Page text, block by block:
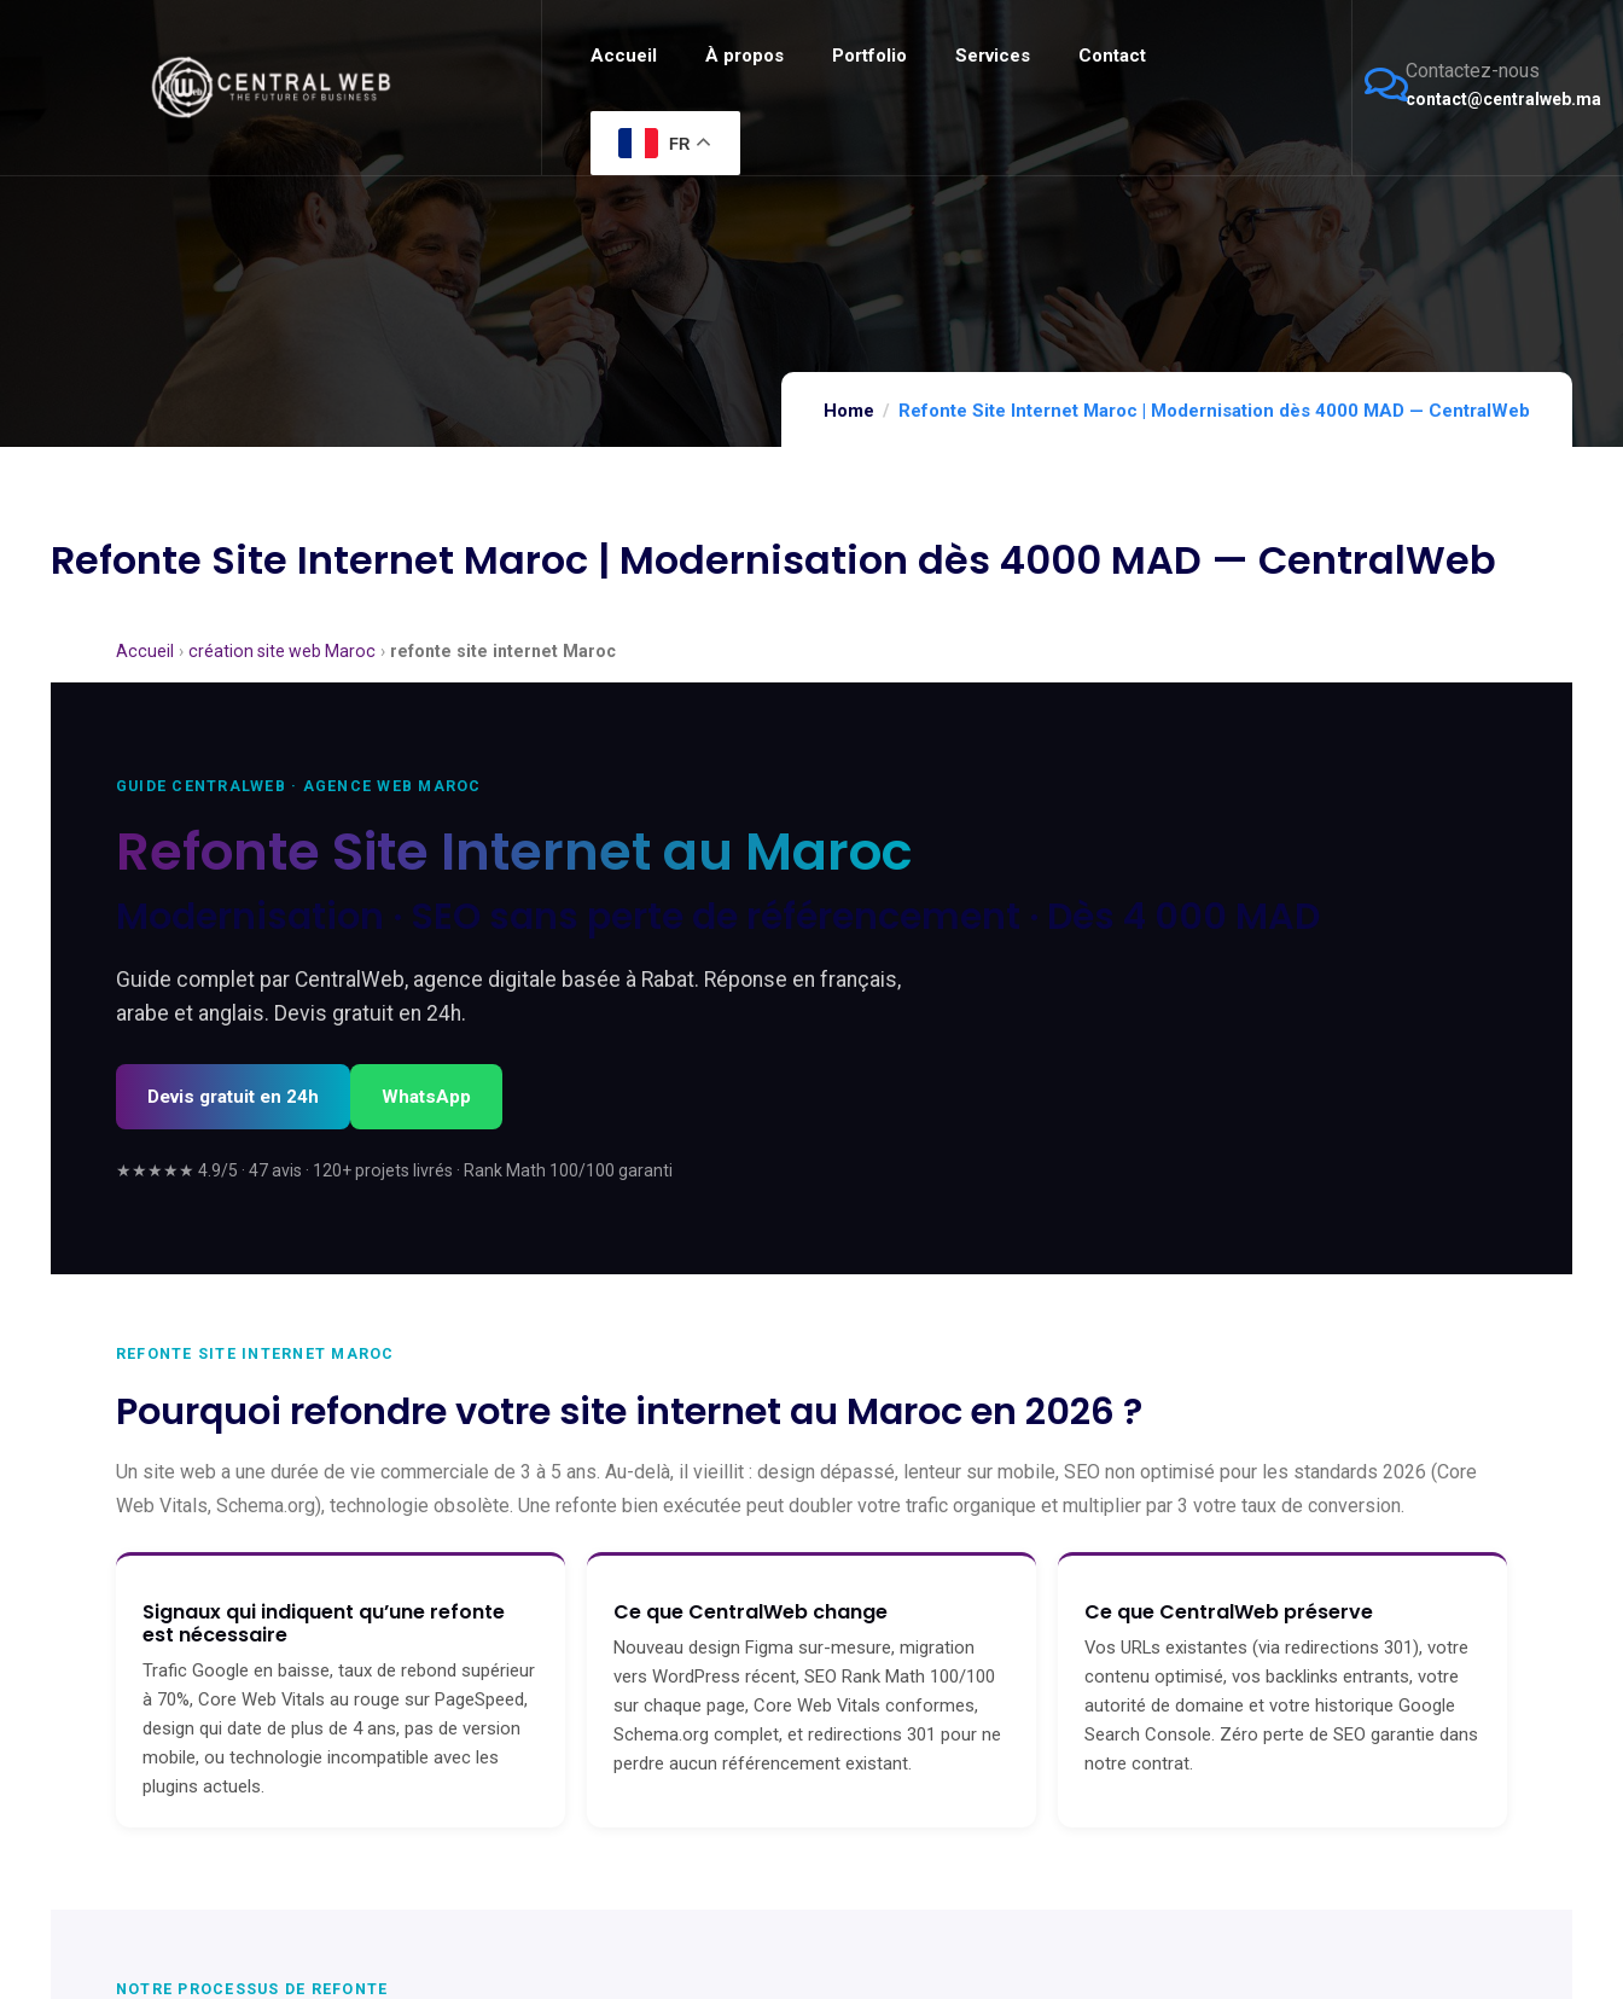
Accueil À propos Portfolio Services Contact
FR
Contactez-nous
contact@centralweb.ma
Home Refonte Site Internet Maroc | Modernisation dès 4000 MAD — CentralWeb
Refonte Site Internet Maroc | Modernisation dès 4000 MAD — CentralWeb
Accueil › création site web Maroc › refonte site internet Maroc
GUIDE CENTRALWEB · AGENCE WEB MAROC
Refonte Site Internet au Maroc
Modernisation · SEO sans perte de référencement · Dès 4 000 MAD
Guide complet par CentralWeb, agence digitale basée à Rabat. Réponse en français,
arabe et anglais. Devis gratuit en 24h.
Devis gratuit en 24h WhatsApp
★★★★★ 4.9/5 · 47 avis · 120+ projets livrés · Rank Math 100/100 garanti
REFONTE SITE INTERNET MAROC
Pourquoi refondre votre site internet au Maroc en 2026 ?
Un site web a une durée de vie commerciale de 3 à 5 ans. Au-delà, il vieillit : design dépassé, lenteur sur mobile, SEO non optimisé pour les standards 2026 (Core
Web Vitals, Schema.org), technologie obsolète. Une refonte bien exécutée peut doubler votre trafic organique et multiplier par 3 votre taux de conversion.
Signaux qui indiquent qu’une refonte
est nécessaire
Trafic Google en baisse, taux de rebond supérieur
à 70%, Core Web Vitals au rouge sur PageSpeed,
design qui date de plus de 4 ans, pas de version
mobile, ou technologie incompatible avec les
plugins actuels.
Ce que CentralWeb change
Nouveau design Figma sur-mesure, migration
vers WordPress récent, SEO Rank Math 100/100
sur chaque page, Core Web Vitals conformes,
Schema.org complet, et redirections 301 pour ne
perdre aucun référencement existant.
Ce que CentralWeb préserve
Vos URLs existantes (via redirections 301), votre
contenu optimisé, vos backlinks entrants, votre
autorité de domaine et votre historique Google
Search Console. Zéro perte de SEO garantie dans
notre contrat.
NOTRE PROCESSUS DE REFONTE